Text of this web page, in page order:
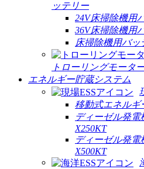
ッテリー
24V床掃除機用
36V床掃除機用
床掃除機用バッ
トローリングモータ
エネルギー貯蔵システム
移動式エネルギ
ディーゼル発
X250KT
ディーゼル発
X500KT